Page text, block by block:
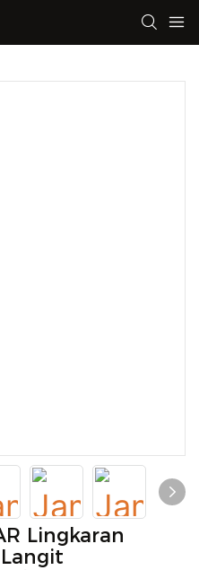
Lingkaran